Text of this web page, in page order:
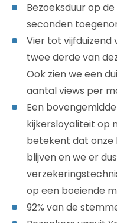
Bezoeksduur op
seconden
Vier tot vijfduizend
twee derde van
Ook zien we een
aantal views per
Een
kijkersloyaliteit op
betekent dat onze
blijven en we er
op een boeiende
92% van de